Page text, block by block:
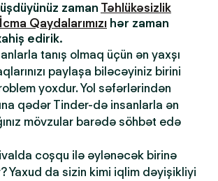
zaman Təhlükəsizlik
İcma Qaydalarımızı hər zaman
edirik.
tanış olmaq üçün ən yaxşı
paylaşa biləcəyiniz birini
yoxdur. Yol səfərlərindən
qədər Tinder-də insanlarla ən
mövzular barədə söhbət edə
coşqu ilə əylənəcək birinə
Yaxud da sizin kimi iqlim dəyişikliyi